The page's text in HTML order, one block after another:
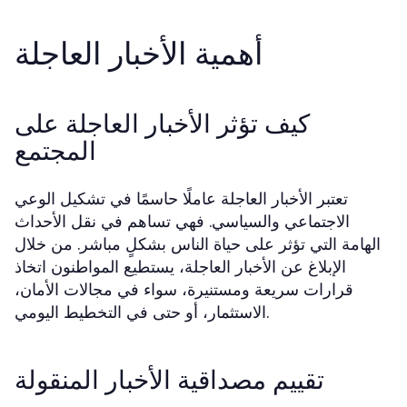
أهمية الأخبار العاجلة
كيف تؤثر الأخبار العاجلة على
المجتمع
تعتبر الأخبار العاجلة عاملًا حاسمًا في تشكيل الوعي
الاجتماعي والسياسي. فهي تساهم في نقل الأحداث
الهامة التي تؤثر على حياة الناس بشكلٍ مباشر. من خلال
الإبلاغ عن الأخبار العاجلة، يستطيع المواطنون اتخاذ
قرارات سريعة ومستنيرة، سواء في مجالات الأمان،
الاستثمار، أو حتى في التخطيط اليومي.
تقييم مصداقية الأخبار المنقولة